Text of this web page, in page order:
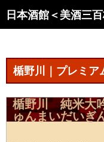
ン
キ
ッ
日本酒館＜美酒三
索
楯野川｜プレミア
楯野川 純米大
ゅんまいだい